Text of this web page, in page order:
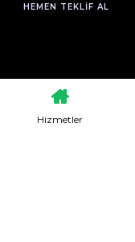
HEMEN TEKLIF AL
Hizmetler